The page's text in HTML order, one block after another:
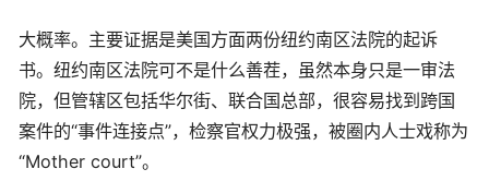
大概率。主要证据是美国方面两份纽约南区法院的起诉
书。纽约南区法院可不是什么善茬，虽然本身只是一审法
院，但管辖区包括华尔街、联合国总部，很容易找到跨国
案件的“事件连接点”，检察官权力极强，被圈内人士戏称为
“Mother court”。